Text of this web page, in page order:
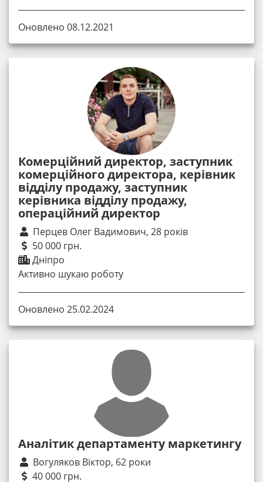
Оновлено 08.12.2021
Комерційний директор, заступник
комерційного директора, керівник
відділу продажу, заступник
керівника відділу продажу,
операційний директор
Перцев Олег Вадимович, 28 років
50 000 грн.
Дніпро
Активно шукаю роботу
Оновлено 25.02.2024
Аналітик департаменту маркетингу
Вогуляков Віктор, 62 роки
40 000 грн.